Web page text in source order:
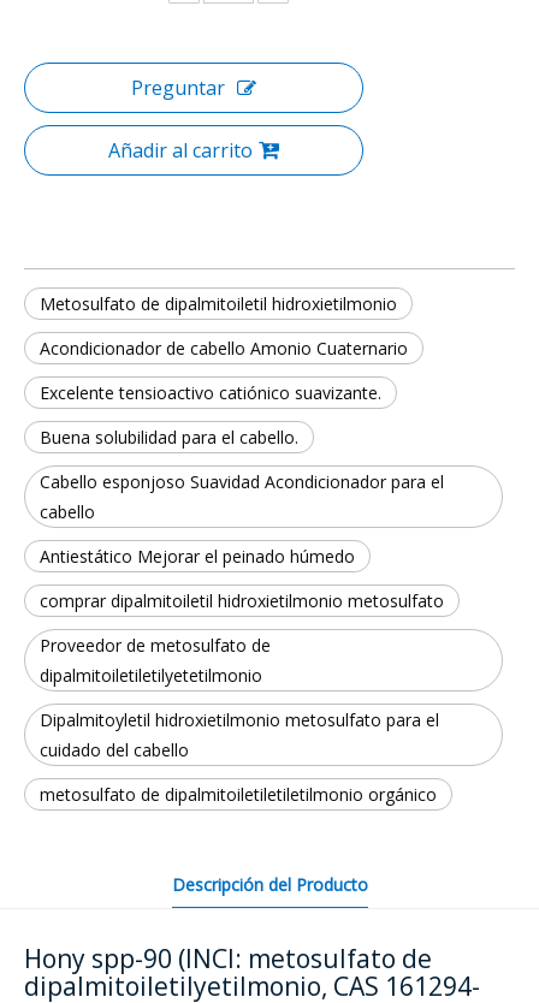
Preguntar
Añadir al carrito
Metosulfato de dipalmitoiletil hidroxietilmonio
Acondicionador de cabello Amonio Cuaternario
Excelente tensioactivo catiónico suavizante.
Buena solubilidad para el cabello.
Cabello esponjoso Suavidad Acondicionador para el
cabello
Antiestático Mejorar el peinado húmedo
comprar dipalmitoiletil hidroxietilmonio metosulfato
Proveedor de metosulfato de
dipalmitoiletiletilyetetilmonio
Dipalmitoyletil hidroxietilmonio metosulfato para el
cuidado del cabello
metosulfato de dipalmitoiletiletiletilmonio orgánico
Descripción del Producto
Hony spp-90 (INCI: metosulfato de
dipalmitoiletilyetilmonio, CAS 161294-